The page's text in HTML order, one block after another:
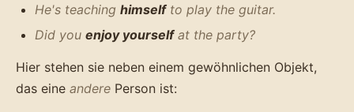
He's teaching himselfto play the guitar.
Did you enjoy yourselfat the party?
Hier stehen sie neben einem gewöhnlichen Objekt,
das eine andere Person ist: